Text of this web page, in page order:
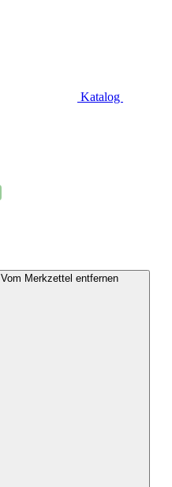
Katalog
Vom Merkzettel entfernen